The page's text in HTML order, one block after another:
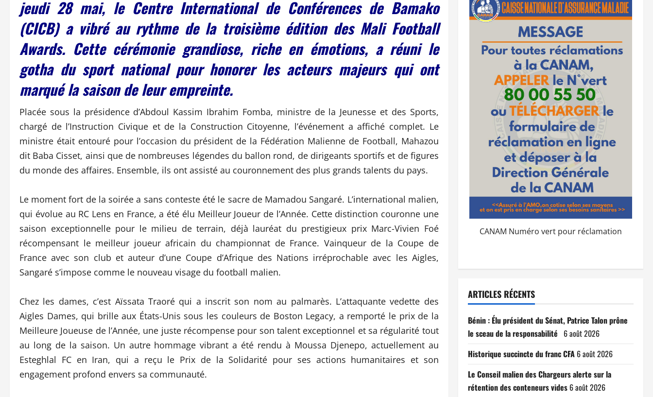
jeudi 28 mai, le Centre International de Conférences de Bamako
(CICB) a vibré au rythme de la troisième édition des Mali Football
Awards. Cette cérémonie grandiose, riche en émotions, a réuni le
gotha du sport national pour honorer les acteurs majeurs qui ont
marqué la saison de leur empreinte.
Placée sous la présidence d’Abdoul Kassim Ibrahim Fomba, ministre de la Jeunesse et des Sports,
chargé de l’Instruction Civique et de la Construction Citoyenne, l’événement a affiché complet. Le
ministre était entouré pour l’occasion du président de la Fédération Malienne de Football, Mahazou
dit Baba Cisset, ainsi que de nombreuses légendes du ballon rond, de dirigeants sportifs et de figures
du monde des affaires. Ensemble, ils ont assisté au couronnement des plus grands talents du pays.
Le moment fort de la soirée a sans conteste été le sacre de Mamadou Sangaré. L’international malien,
qui évolue au RC Lens en France, a été élu Meilleur Joueur de l’Année. Cette distinction couronne une
saison exceptionnelle pour le milieu de terrain, déjà lauréat du prestigieux prix Marc-Vivien Foé
récompensant le meilleur joueur africain du championnat de France. Vainqueur de la Coupe de
France avec son club et auteur d’une Coupe d’Afrique des Nations irréprochable avec les Aigles,
Sangaré s’impose comme le nouveau visage du football malien.
Chez les dames, c’est Aïssata Traoré qui a inscrit son nom au palmarès. L’attaquante vedette des
Aigles Dames, qui brille aux États-Unis sous les couleurs de Boston Legacy, a remporté le prix de la
Meilleure Joueuse de l’Année, une juste récompense pour son talent exceptionnel et sa régularité tout
au long de la saison. Un autre hommage vibrant a été rendu à Moussa Djenepo, actuellement au
Esteghlal FC en Iran, qui a reçu le Prix de la Solidarité pour ses actions humanitaires et son
engagement profond envers sa communauté.
CANAM Numéro vert pour réclamation
ARTICLES RÉCENTS
Bénin : Élu président du Sénat, Patrice Talon prône
le sceau de la responsabilité 6 août 2026
Historique succincte du franc CFA 6 août 2026
Le Conseil malien des Chargeurs alerte sur la
rétention des conteneurs vides 6 août 2026